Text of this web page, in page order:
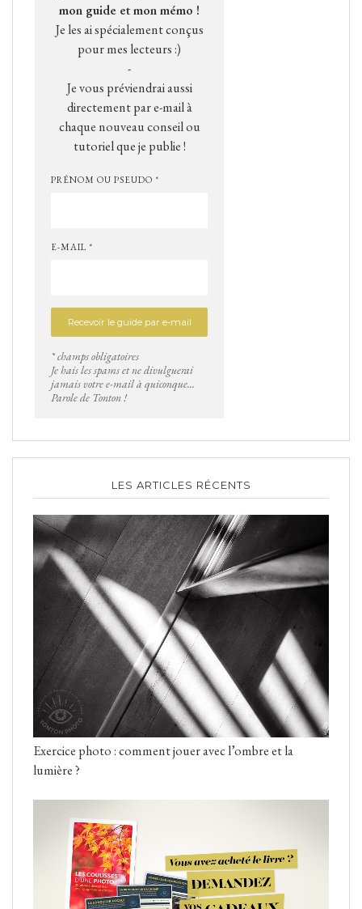
mon guide et mon mémo !
Je les ai spécialement conçus
pour mes lecteurs :)
-
Je vous préviendrai aussi
directement par e-mail à
chaque nouveau conseil ou
tutoriel que je publie !
PRÉNOM OU PSEUDO *
E-MAIL *
* champs obligatoires
Je hais les spams et ne divulguerai
jamais votre e-mail à quiconque...
Parole de Tonton !
LES ARTICLES RÉCENTS
Exercice photo : comment jouer avec l’ombre et la
lumière ?